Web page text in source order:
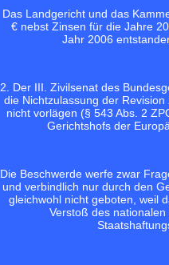
Das Landgericht und das
€ nebst Zinsen für die Jahre
Jahr 2006
2. Der III. Zivilsenat des
die Nichtzulassung der
nicht vorlägen (§ 543 Abs. 2
Gerichtshofs der
Die Beschwerde werfe zwar
und verbindlich nur durch den
gleichwohl nicht geboten, weil
Verstoß des